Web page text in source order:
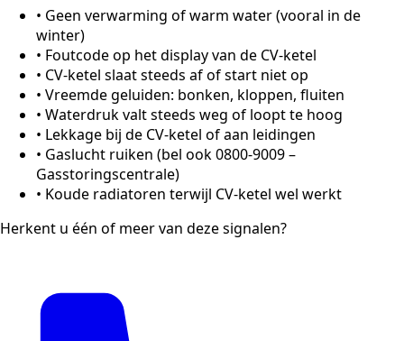
• Geen verwarming of warm water (vooral in de
winter)
• Foutcode op het display van de CV-ketel
• CV-ketel slaat steeds af of start niet op
• Vreemde geluiden: bonken, kloppen, fluiten
• Waterdruk valt steeds weg of loopt te hoog
• Lekkage bij de CV-ketel of aan leidingen
• Gaslucht ruiken (bel ook 0800-9009 –
Gasstoringscentrale)
• Koude radiatoren terwijl CV-ketel wel werkt
Herkent u één of meer van deze signalen?